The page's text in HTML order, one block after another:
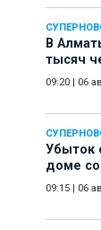
В
тысяч
09:20 06
Убыток
доме
09:15 06